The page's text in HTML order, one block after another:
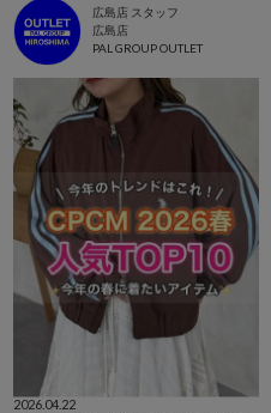
広島店 スタッフ
広島店
PAL GROUP OUTLET
2026.04.22